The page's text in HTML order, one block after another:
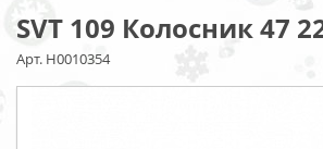
SVT 109 Колосник 47
Арт. Н0010354